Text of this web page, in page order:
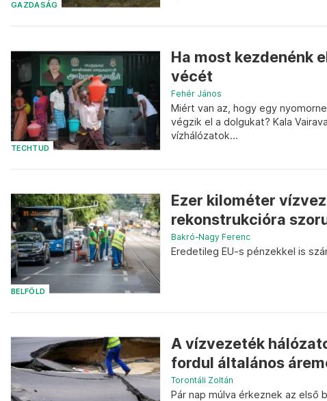
GAZDASÁG
TECHTUD
Ha most kezdenénk
vécét
Fehér János
Miért van az, hogy egy
végzik el a dolgukat? Kala
vízhálózatok...
BELFÖLD
Ezer kilométer
rekonstrukcióra
Bakró-Nagy Ferenc
Eredetileg EU-s pénzekkel is
A vízvezeték
fordul általános
Torontáli Zoltán
Pár nap múlva érkeznek az első